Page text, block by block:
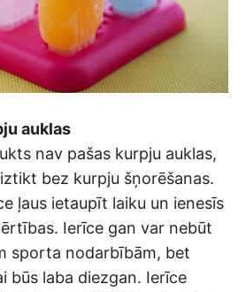
auklas
nav pašas kurpju auklas,
bez kurpju šņorēšanas.
ļaus ietaupīt laiku un ienesīs
Ierīce gan var nebūt
sporta nodarbībām, bet
būs laba diezgan. Ierīce